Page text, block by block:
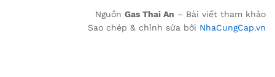
Nguồn Gas Thai An – Bài viết tham khảo
Sao chép & chỉnh sửa bởi NhaCungCap.vn